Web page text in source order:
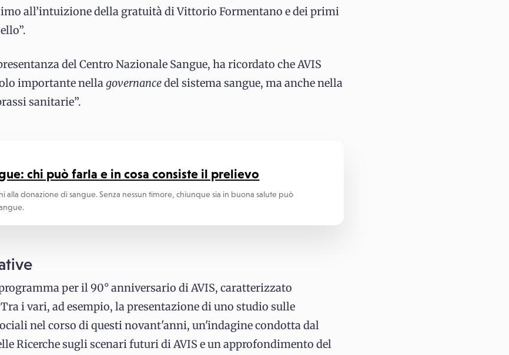
all’intuizione della gratuità di Vittorio Formentano e dei primi
del Centro Nazionale Sangue, ha ricordato che AVIS
importante nellagovernancedel sistema sangue, ma anche nella
sanitarie”.
chi può farla e in cosa consiste il prelievo
alla donazione di sangue. Senza nessun timore, chiunque sia in buona salute può
per il 90° anniversario di AVIS, caratterizzato
i vari, ad esempio, la presentazione di uno studio sulle
nel corso di questi novant'anni, un'indagine condotta dal
Ricerche sugli scenari futuri di AVIS e un approfondimento del